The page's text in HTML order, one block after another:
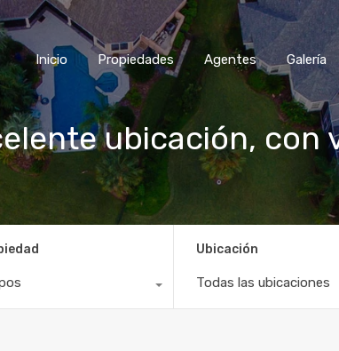
Inicio Propiedades Agentes Galería
ubicación, con
Ubicación
Todas las ubicaciones